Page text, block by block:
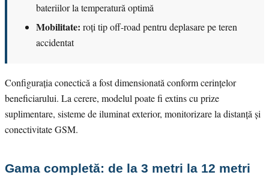
bateriilor la temperatură optimă
Mobilitate: roți tip off-road pentru deplasare pe teren
accidentat
Configurația conectică a fost dimensionată conform cerințelor
beneficiarului. La cerere, modelul poate fi extins cu prize
suplimentare, sisteme de iluminat exterior, monitorizare la distanță și
conectivitate GSM.
Gama completă: de la 3 metri la 12 metri